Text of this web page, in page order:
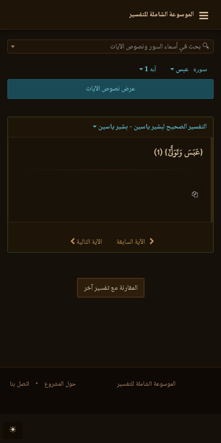
الموسوعة الشاملة للتفسير
🔍 بحث في أسماء السور ونصوص الآيات
سورة عبس آية 1
عرض نصوص الآيات
التفسير الصحيح لبشير ياسين - بشير ياسين
{عَبَسَ وَتَوَلَّىٰٓ} (1)
الآية السابقة الآية التالية
المقارنة مع تفسير آخر
حول المشروع • اتصل بنا الموسوعة الشاملة للتفسير
☀